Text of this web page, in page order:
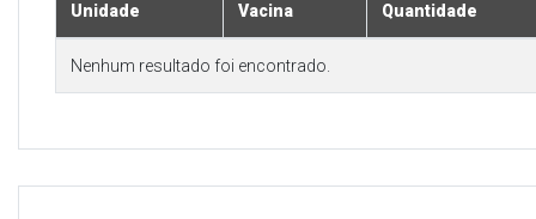
Unidade Vacina Quantidade
Nenhum resultado foi encontrado.